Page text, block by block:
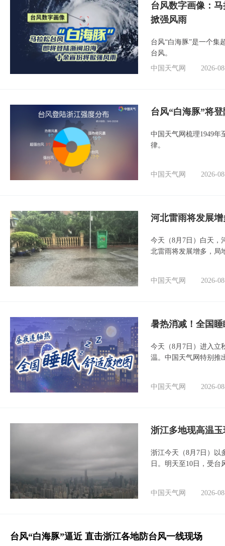
台风数字画像：
掀强风雨
台风“白海豚”是一个集
台风。
中国天气网
2026-
台风“白海豚”将
中国天气网梳理1949年
律。
中国天气网 2026-
河北雷雨将发展
今天（8月7日）白天，
北雷雨将发展增多，局
中国天气网 2026-
暑热消减！全国
今天（8月7日）进入立
温。中国天气网特别推
中国天气网 2026-
浙江多地现高温
浙江今天（8月7日）以
日。明天至10日，受台
中国天气网 2026-
台风“白海豚”逼近 直击浙江各地防台风一线现场